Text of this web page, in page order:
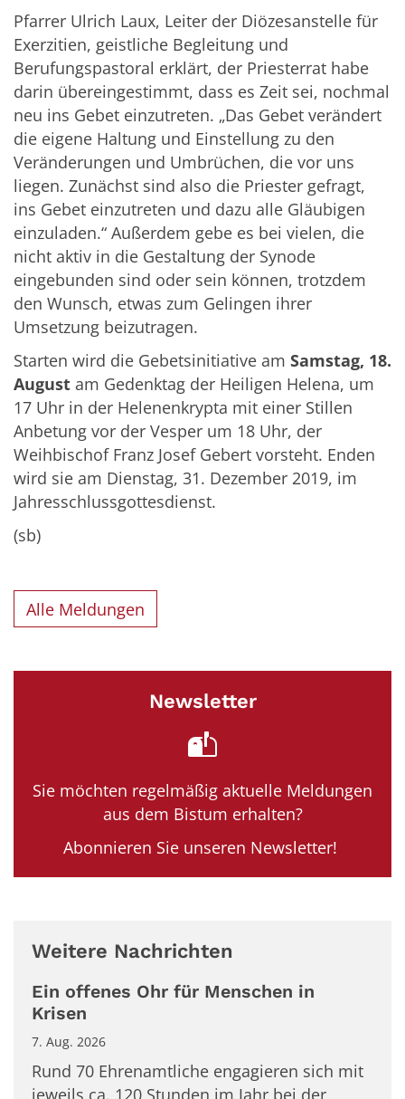
Pfarrer Ulrich Laux, Leiter der Diözesanstelle für
Exerzitien, geistliche Begleitung und
Berufungspastoral erklärt, der Priesterrat habe
darin übereingestimmt, dass es Zeit sei, nochmal
neu ins Gebet einzutreten. „Das Gebet verändert
die eigene Haltung und Einstellung zu den
Veränderungen und Umbrüchen, die vor uns
liegen. Zunächst sind also die Priester gefragt,
ins Gebet einzutreten und dazu alle Gläubigen
einzuladen.“ Außerdem gebe es bei vielen, die
nicht aktiv in die Gestaltung der Synode
eingebunden sind oder sein können, trotzdem
den Wunsch, etwas zum Gelingen ihrer
Umsetzung beizutragen.
Starten wird die Gebetsinitiative am Samstag, 18.
August am Gedenktag der Heiligen Helena, um
17 Uhr in der Helenenkrypta mit einer Stillen
Anbetung vor der Vesper um 18 Uhr, der
Weihbischof Franz Josef Gebert vorsteht. Enden
wird sie am Dienstag, 31. Dezember 2019, im
Jahresschlussgottesdienst.
(sb)
Alle Meldungen
Newsletter
Sie möchten regelmäßig aktuelle Meldungen
aus dem Bistum erhalten?
Abonnieren Sie unseren Newsletter!
Weitere Nachrichten
Ein offenes Ohr für Menschen in
Krisen
7. Aug. 2026
Rund 70 Ehrenamtliche engagieren sich mit